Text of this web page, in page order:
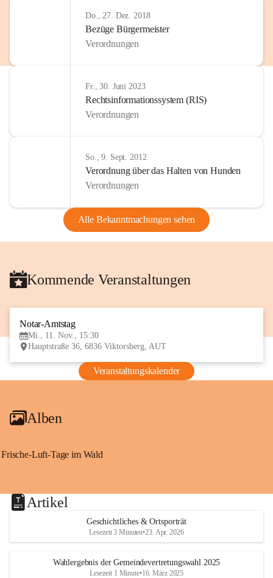
Do., 27. Dez. 2018
Bezüge Bürgermeister
Verordnungen
Fr., 30. Juni 2023
Rechtsinformationssystem (RIS)
Verordnungen
So., 9. Sept. 2012
Verordnung über das Halten von Hunden
Verordnungen
Alle Bekanntmachungen sehen
Kommende Veranstaltungen
Notar-Amtstag
Mi., 11. Nov., 15:30
Hauptstraße 36, 6836 Viktorsberg, AUT
Veranstaltungskalender
Alben
Frische-Luft-Tage im Wald
Artikel
Geschichtliches & Ortsporträt
Lesezeit 3 Minuten•23. Apr. 2026
Wahlergebnis der Gemeindevertretungswahl 2025
Lesezeit 1 Minute•16. März 2025